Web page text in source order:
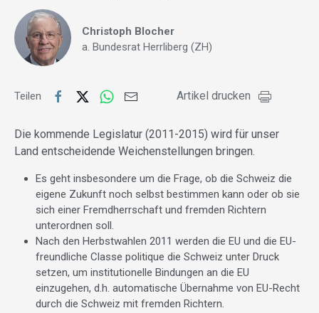
Christoph Blocher
a. Bundesrat Herrliberg (ZH)
Teilen Artikel drucken
Die kommende Legislatur (2011-2015) wird für unser
Land entscheidende Weichenstellungen bringen.
Es geht insbesondere um die Frage, ob die Schweiz die
eigene Zukunft noch selbst bestimmen kann oder ob sie
sich einer Fremdherrschaft und fremden Richtern
unterordnen soll.
Nach den Herbstwahlen 2011 werden die EU und die EU-
freundliche Classe politique die Schweiz unter Druck
setzen, um institutionelle Bindungen an die EU
einzugehen, d.h. automatische Übernahme von EU-Recht
durch die Schweiz mit fremden Richtern.